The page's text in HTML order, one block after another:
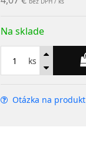
Na sklade
ks
Otázka na produkt